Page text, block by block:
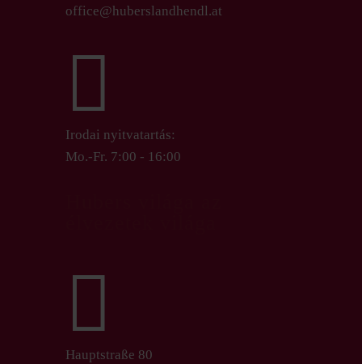
office@huberslandhendl.at

Irodai nyitvatartás:
Mo.-Fr. 7:00 - 16:00

Hauptstraße 80